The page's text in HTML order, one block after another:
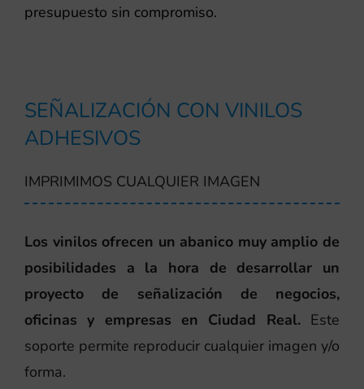
presupuesto sin compromiso.
SEÑALIZACIÓN CON VINILOS
ADHESIVOS
IMPRIMIMOS CUALQUIER IMAGEN
Los vinilos ofrecen un abanico muy amplio de
posibilidades a la hora de desarrollar un
proyecto de señalización de negocios,
oficinas y empresas en Ciudad Real.Este
soporte permite reproducir cualquier imagen y/o
forma.